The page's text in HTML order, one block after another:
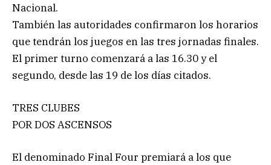
Nacional.
También las autoridades confirmaron los horarios
que tendrán los juegos en las tres jornadas finales.
El primer turno comenzará a las 16.30 y el
segundo, desde las 19 de los días citados.
TRES CLUBES
POR DOS ASCENSOS
El denominado Final Four premiará a los que